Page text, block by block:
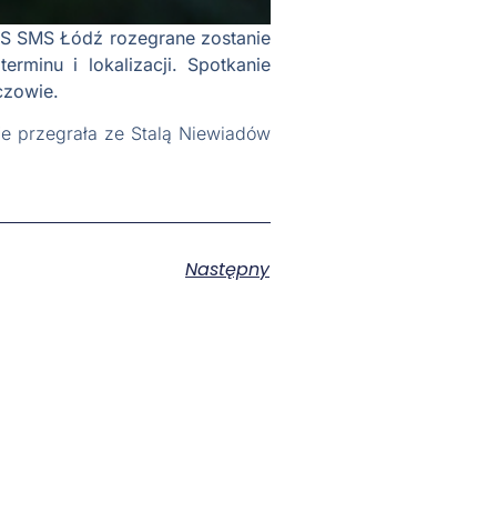
SMS Łódź rozegrane zostanie
i lokalizacji. Spotkanie
przegrała ze Stalą Niewiadów
Następny